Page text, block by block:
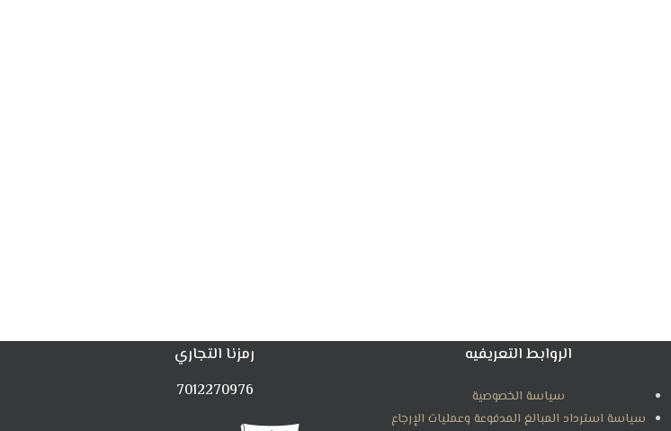
الروابط التعريفيه
سياسة الخصوصية
سياسة استرداد المبالغ المدفوعة وعمليات الإرجاع
رمزنا التجاري
7012270976